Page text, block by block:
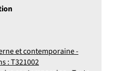
et contemporaine -
: T321002